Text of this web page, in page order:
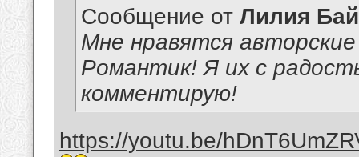
Сообщение от Лилия
Мне нравятся
Романтик! Я их с
комментирую!
https://youtu.be/